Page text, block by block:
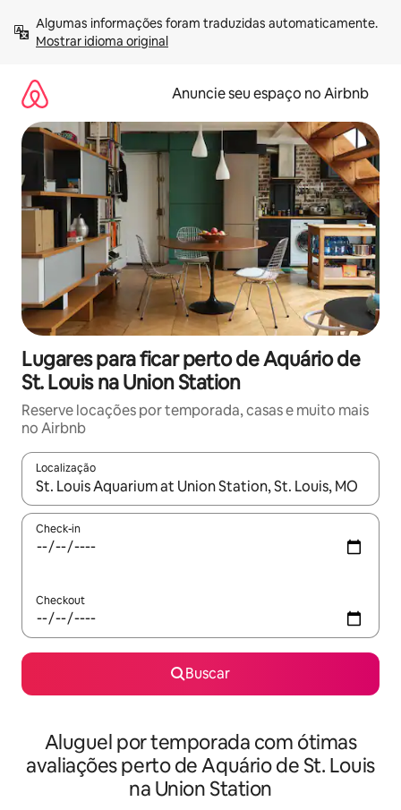
para
Mostrar idioma original
Anuncie seu espaço no Airbnb
Lugares para ficar perto de Aquário de
St. Louis na Union Station
Reserve locações por temporada, casas e muito mais
no Airbnb
Localização
Quando os resultados estiverem disponíveis, explore-os
Check-in
Checkout
Buscar
Aluguel por temporada com ótimas
avaliações perto de Aquário de St. Louis
na Union Station